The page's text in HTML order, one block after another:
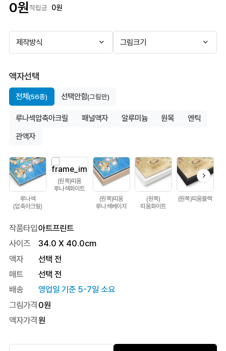
0원적립금 0원
제작방식 그림크기
액자선택
전체(56종) 선택안함(그림만)
루나섹압축아크릴 패널액자 알루미늄 원목
엔틱
관액자
루나섹
(압축아크릴)
(원목)띠움
루나섹화이트
(원목)띠움
루나섹베이지
(원목)
띠움화이트
(원목)띠움블랙
작품타입아트프린트
사이즈
34.0 X 40.0cm
액자
선택 전
매트
선택 전
배송
영업일 기준 5-7일 소요
그림가격 0원
액자가격원